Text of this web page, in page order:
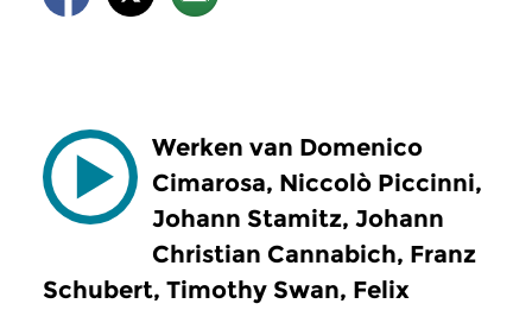
Werken van Domenico
Cimarosa, Niccolò Piccinni,
Johann Stamitz, Johann
Christian Cannabich, Franz
Schubert, Timothy Swan, Felix